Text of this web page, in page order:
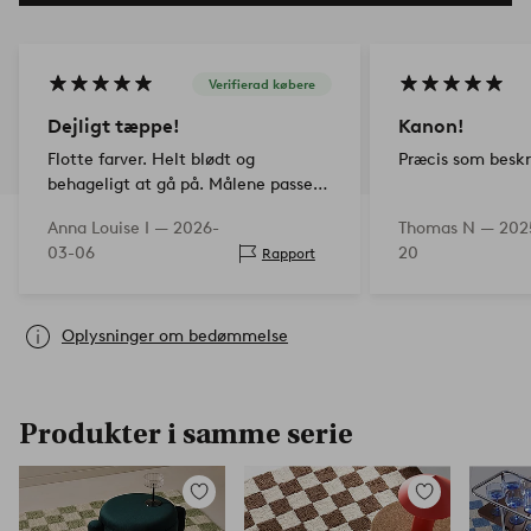
Verifierad købere
Dejligt tæppe!
Flotte farver. Helt blødt og
behageligt at gå på. Målene passede
så blødt, at man kan folde kanterne
ind. Super tilfreds!
Anna Louise I — 2026-
03-06
Rapport
Kanon!
Præcis som
Thomas N —
20
Oplysninger om bedømmelse
Produkter i samme serie
Tilføj
til
Tilføj
til